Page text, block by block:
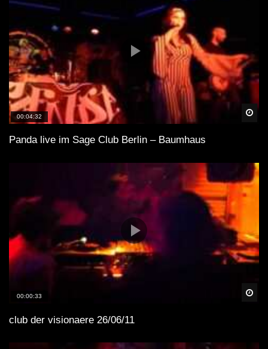
00:04:32
Panda live im Sage Club Berlin – Baumhaus
00:00:33
club der visionaere 26/06/11